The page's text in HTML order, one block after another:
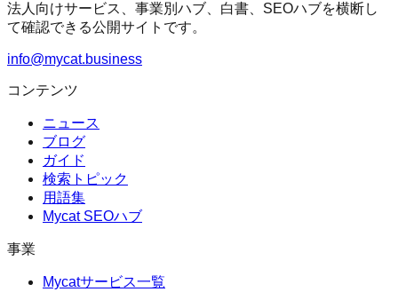
法人向けサービス、事業別ハブ、白書、SEOハブを横断し
て確認できる公開サイトです。
info@mycat.business
コンテンツ
ニュース
ブログ
ガイド
検索トピック
用語集
Mycat SEOハブ
事業
Mycatサービス一覧